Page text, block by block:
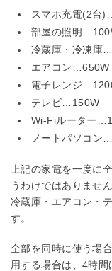
スマホ充電(2台
部屋の照明
冷蔵庫・冷凍庫
エアコン…650W
電子レンジ
テレビ…150W
Wi-Fiルーター
ノートパソコン
上記の家電を一度に
うわけではありませ
冷蔵庫・エアコン・
す。
全部を同時に使う場
用する場合は、4時